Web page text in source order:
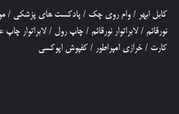
کابل ابهر / وام روی چک / پادکست های پزشکی /
نورقائم / لابراتوار نورقائم / چاپ رول / لابراتوار
کارت / خرازی امپراطور / کفپوش اپوکسی